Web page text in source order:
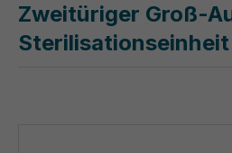
Zweitüriger Groß-
Sterilisationseinheit